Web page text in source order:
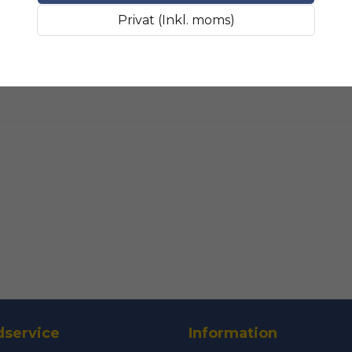
Fråga oss något om
Namn
SLIPMATERIAL Smala
Privat (Inkl. moms)
Information